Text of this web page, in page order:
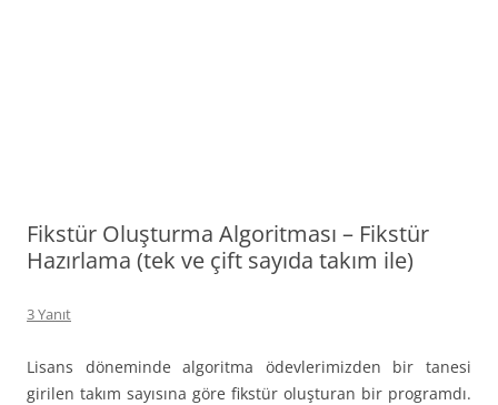
Fikstür Oluşturma Algoritması – Fikstür
Hazırlama (tek ve çift sayıda takım ile)
3 Yanıt
Lisans döneminde algoritma ödevlerimizden bir tanesi
girilen takım sayısına göre fikstür oluşturan bir programdı.